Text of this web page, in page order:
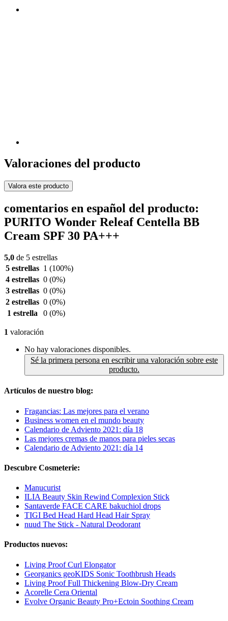
Valoraciones del producto
Valora este producto
comentarios en español del producto:
PURITO Wonder Releaf Centella BB
Cream SPF 30 PA+++
5,0 de 5 estrellas
5 estrellas 1 (100%)
4 estrellas 0 (0%)
3 estrellas 0 (0%)
2 estrellas 0 (0%)
1 estrella
0 (0%)
1 valoración
No hay valoraciones disponibles.
Sé la primera persona en escribir una valoración sobre este
producto.
Artículos de nuestro blog:
Fragancias: Las mejores para el verano
Business women en el mundo beauty
Calendario de Adviento 2021: día 18
Las mejores cremas de manos para pieles secas
Calendario de Adviento 2021: día 14
Descubre Cosmeterie:
Manucurist
ILIA Beauty Skin Rewind Complexion Stick
Santaverde FACE CARE bakuchiol drops
TIGI Bed Head Hard Head Hair Spray
nuud The Stick - Natural Deodorant
Productos nuevos:
Living Proof Curl Elongator
Georganics geoKIDS Sonic Toothbrush Heads
Living Proof Full Thickening Blow-Dry Cream
Acorelle Cera Oriental
Evolve Organic Beauty Pro+Ectoin Soothing Cream